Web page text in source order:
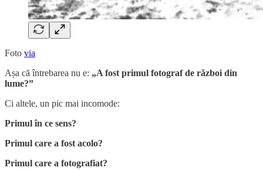
Foto via
Așa că întrebarea nu e: „A fost primul fotograf de război din
lume?”
Ci altele, un pic mai incomode:
Primul în ce sens?
Primul care a fost acolo?
Primul care a fotografiat?